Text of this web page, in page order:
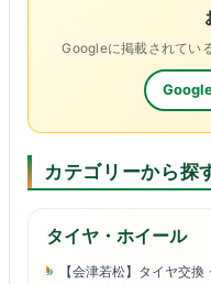
カテゴリーから探
タイヤ・ホイール
【会津若松】タイヤ交
Googleに掲載されてい